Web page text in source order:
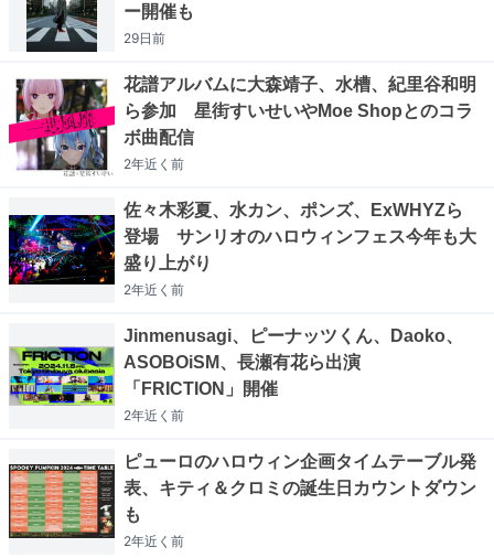
ー開催も
29日前
花譜アルバムに大森靖子、水槽、紀里谷和明
ら参加 星街すいせいやMoe Shopとのコラ
ボ曲配信
2年近く 前
佐々木彩夏、水カン、ポンズ、ExWHYZら
登場 サンリオのハロウィンフェス今年も大
盛り上がり
2年近く 前
Jinmenusagi、ピーナッツくん、Daoko、
ASOBOiSM、長瀬有花ら出演
「FRICTION」開催
2年近く 前
ピューロのハロウィン企画タイムテーブル発
表、キティ＆クロミの誕生日カウントダウン
も
2年近く 前